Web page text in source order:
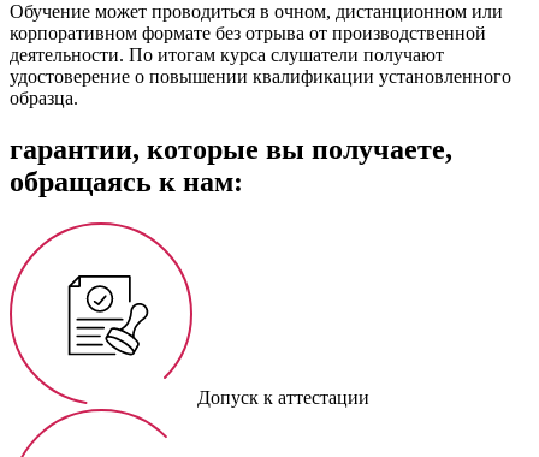
Обучение может проводиться в очном, дистанционном или
корпоративном формате без отрыва от производственной
деятельности. По итогам курса слушатели получают
удостоверение о повышении квалификации установленного
образца.
гарантии, которые вы получаете,
обращаясь к нам:
Допуск к аттестации